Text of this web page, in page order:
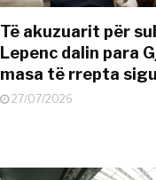
Të akuzuarit për
Lepenc dalin para
masa të rrepta
27/07/2026